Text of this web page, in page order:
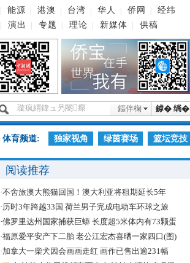
能源 港澳 台湾 华人 侨网
经纬
演出 专题 理论 新媒体 供稿
鎼� 绱�
鏂伴椈
体育频道: 独家视角 绿茵赛场 篮坛竞技
阅读推荐
·不舍旅澳大熊猫回国！澳大利亚将租期延长5年
·历时3年跨越33国 荷兰男子完成电动车环球之旅
·佛罗里达州国家捕获巨蟒 长度超5米体内有73颗蛋
·福原爱平安产下二胎 老公江宏杰喜晒一家四口(图)
·加拿大一柴犬因会画画走红 画作已售出逾231幅